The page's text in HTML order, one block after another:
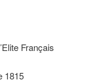
Français
1815